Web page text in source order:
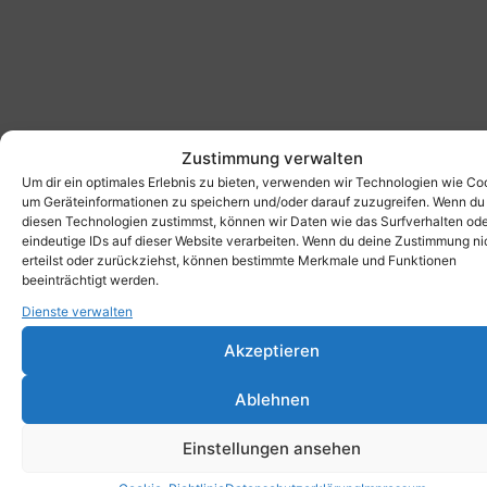
Zustimmung verwalten
Um dir ein optimales Erlebnis zu bieten, verwenden wir Technologien wie
um Geräteinformationen zu speichern und/oder darauf zuzugreifen. Wenn du
diesen Technologien zustimmst, können wir Daten wie das Surfverhalten
eindeutige IDs auf dieser Website verarbeiten. Wenn du deine Zustimmung
erteilst oder zurückziehst, können bestimmte Merkmale und Funktionen
beeinträchtigt werden.
Dienste verwalten
Akzeptieren
Ablehnen
Einstellungen ansehen